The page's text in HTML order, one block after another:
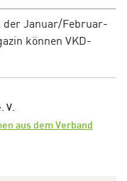
der Januar/Februar-
können VKD-
V.
aus dem Verband